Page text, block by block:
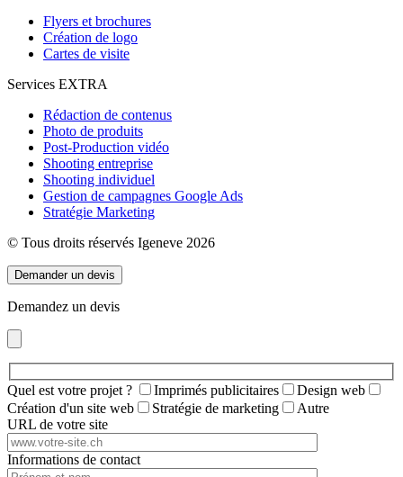
Flyers et brochures
Création de logo
Cartes de visite
Services EXTRA
Rédaction de contenus
Photo de produits
Post-Production vidéo
Shooting entreprise
Shooting individuel
Gestion de campagnes Google Ads
Stratégie Marketing
© Tous droits réservés Igeneve 2026
Demander un devis
Demandez un devis
Quel est votre projet ? Imprimés publicitaires
Design web
Création d'un site web
Stratégie de marketing
Autre
URL de votre site
Informations de contact